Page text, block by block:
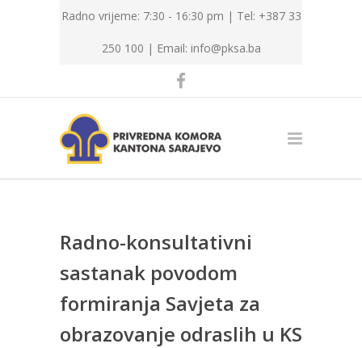
Radno vrijeme: 7:30 - 16:30 pm | Tel: +387 33
250 100 | Email: info@pksa.ba
Radno-konsultativni
sastanak povodom
formiranja Savjeta za
obrazovanje odraslih u KS